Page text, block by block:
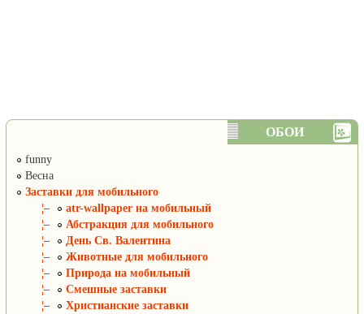
ОБОИ
funny
Весна
Заставки для мобильного
¦–
atr-wallpaper на мобильный
¦–
Абстракция для мобильного
¦–
День Св. Валентина
¦–
Животные для мобильного
¦–
Природа на мобильный
¦–
Смешные заставки
¦–
Христианские заставки